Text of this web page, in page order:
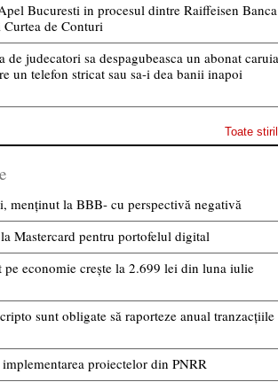
Bucuresti in procesul dintre Raiffeisen Banca
de Conturi
de judecatori sa despagubeasca un abonat caruia
un telefon stricat sau sa-i dea banii inapoi
Toate
menținut la BBB- cu perspectivă negativă
Mastercard pentru portofelul digital
economie crește la 2.699 lei din luna iulie
sunt obligate să raporteze anual tranzacțiile
proiectelor din PNRR